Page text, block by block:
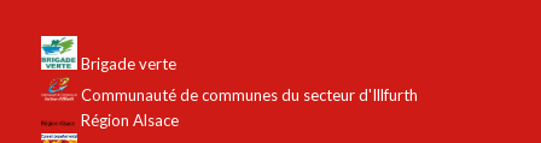
Brigade verte
Communauté de communes du secteur d'Illfurth
Région Alsace